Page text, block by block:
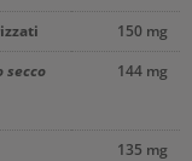
150 mg
secco
144 mg
135 mg